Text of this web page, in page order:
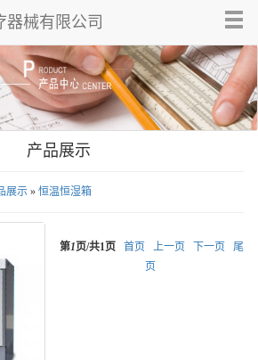
械有限公司
产品展示
展示 » 恒温恒湿箱
第1页/共1 页 首页 上一页 下一页
尾
页